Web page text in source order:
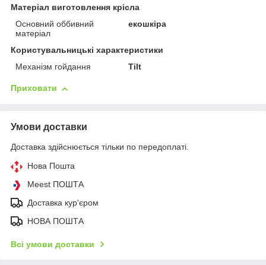
Матеріал виготовлення крісла
Основний оббивний
матеріал
екошкіра
Користувальницькі характеристики
Механізм гойдання
Tilt
Приховати
Умови доставки
Доставка здійснюється тільки по передоплаті.
Нова Пошта
Meest ПОШТА
Доставка кур'єром
НОВА ПОШТА
Всі умови доставки